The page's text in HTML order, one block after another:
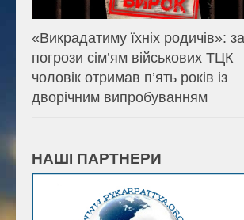
«Викрадатиму їхніх родичів»: за
погрози сім’ям військових ТЦК
чоловік отримав п’ять років із
дворічним випробуванням
НАШІ ПАРТНЕРИ